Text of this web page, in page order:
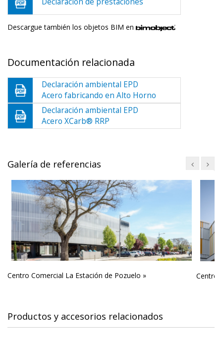
Descargue también los objetos BIM en
Documentación relacionada
Declaración ambiental EPD
Acero fabricando en Alto Horno
Declaración ambiental EPD
Acero XCarb® RRP
Galería de referencias
Centro Comercial La Estación de Pozuelo » Centro
Productos y accesorios relacionados